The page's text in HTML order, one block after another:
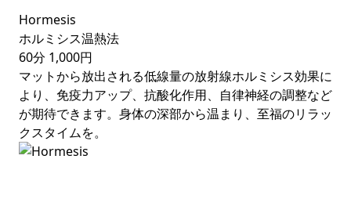
Hormesis
ホルミシス温熱法
60分 1,000円
マットから放出される低線量の放射線ホルミシス効果に
より、免疫力アップ、抗酸化作用、自律神経の調整など
が期待できます。身体の深部から温まり、至福のリラッ
クスタイムを。